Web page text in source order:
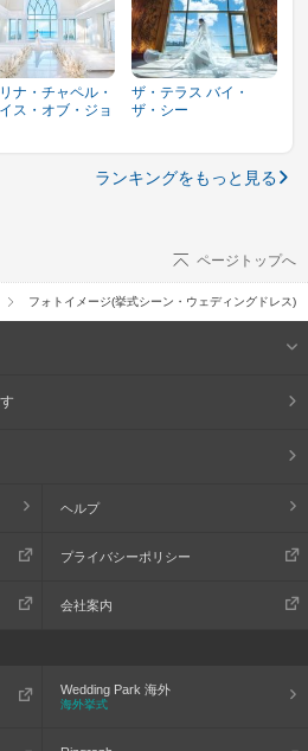
ナ・チャペル・
ス・オブ・ジョ
ザ・テラス バイ・
ザ・シー
ランキングをもっと見る
ページトップへ
フォトイメージ(挙式シーン・ウェディングドレス)
ヘルプ
プライバシーポリシー
会社案内
Wedding Park 海外
海外挙式